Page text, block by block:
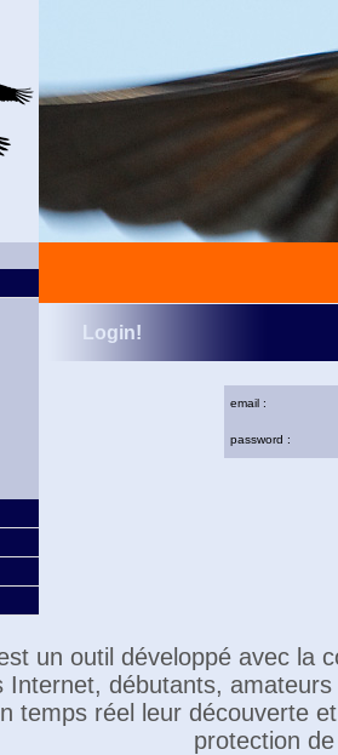
Login!
email :
password :
un outil développé avec la
Internet, débutants,
temps réel leur découverte
protection